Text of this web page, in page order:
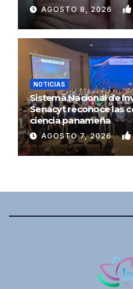
AGOSTO 8, 2026
NOTICIAS
Sistema Nacional de
Senacyt reconoce las
ciencia panameña
AGOSTO 7, 2026